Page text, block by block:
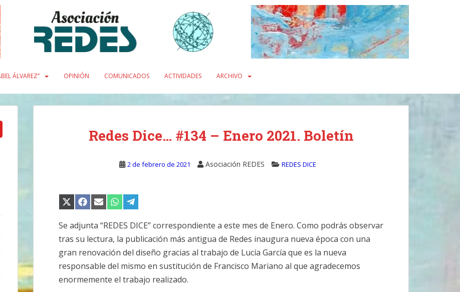
ÁLVAREZ” OPINIÓN COMUNICADOS ACTIVIDADES ARCHIVO
Redes Dice… #134 – Enero 2021. Boletín
2 de febrero de 2021 Asociación REDES REDES DICE
COMPARTIR
EN
(TWITTER)
COMPARTIR
EN
COMPARTIR
EN
COMPARTIR
EN
COMPARTIR
EN
Se adjunta “REDES DICE” correspondiente a este mes de Enero. Como podrás observar
tras su lectura, la publicación más antigua de Redes inaugura nueva época con una
gran renovación del diseño gracias al trabajo de Lucía García que es la nueva
responsable del mismo en sustitución de Francisco Mariano al que agradecemos
enormemente el trabajo realizado.